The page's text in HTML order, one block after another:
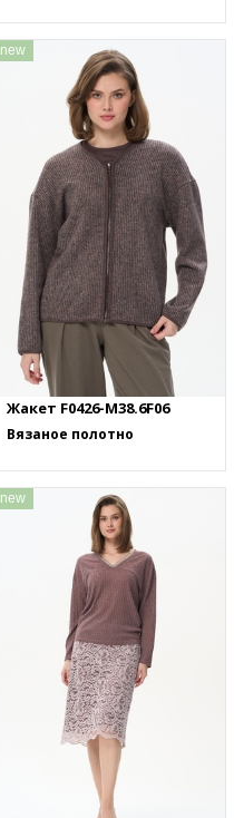
new
Жакет F0426-M38.6F06
Вязаное полотно
new